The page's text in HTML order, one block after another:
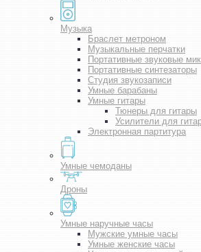
Музыка
Браслет метроном
Музыкальные перчатки
Портативные звуковые
Портативные синтезаторы
Студия звукозаписи
Умные барабаны
Умные гитары
Тюнеры для гитары
Усилители для
Электронная партитура
Умные чемоданы
Дроны
Умные наручные часы
Мужские умные часы
Умные женские часы